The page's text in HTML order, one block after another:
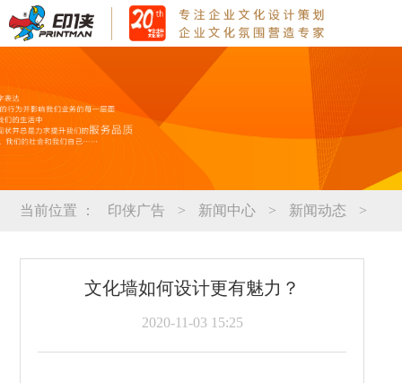
当前位置 ： 印侠广告 > 新闻中心 > 新闻动态 >
文化墙如何设计更有魅力？
2020-11-03 15:25